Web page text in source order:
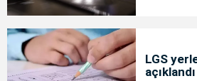
LGS
açıklandı